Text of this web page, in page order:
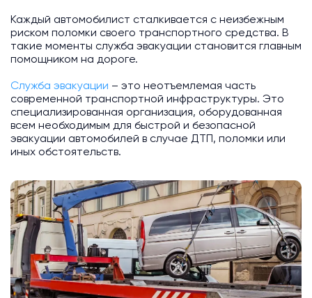
Каждый автомобилист сталкивается с неизбежным
риском поломки своего транспортного средства. В
такие моменты служба эвакуации становится главным
помощником на дороге.
Служба эвакуации – это неотъемлемая часть
современной транспортной инфраструктуры. Это
специализированная организация, оборудованная
всем необходимым для быстрой и безопасной
эвакуации автомобилей в случае ДТП, поломки или
иных обстоятельств.